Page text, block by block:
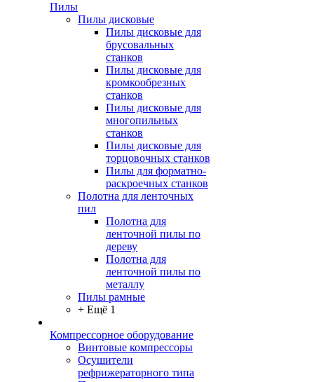
Пилы
Пилы дисковые
Пилы дисковые для
брусовальных
станков
Пилы дисковые для
кромкообрезных
станков
Пилы дисковые для
многопильных
станков
Пилы дисковые для
торцовочных станков
Пилы для форматно-
раскроечных станков
Полотна для ленточных
пил
Полотна для
ленточной пилы по
дереву
Полотна для
ленточной пилы по
металлу
Пилы рамные
+ Ещё 1
Компрессорное оборудование
Винтовые компрессоры
Осушители
рефрижераторного типа